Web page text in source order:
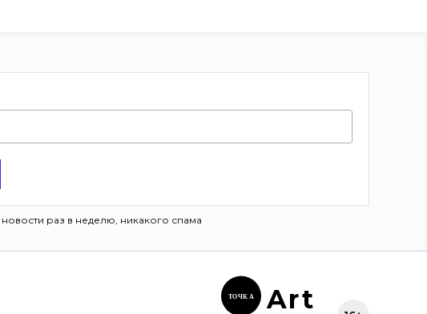
раз в неделю, никакого спама
ТОЧК А Art